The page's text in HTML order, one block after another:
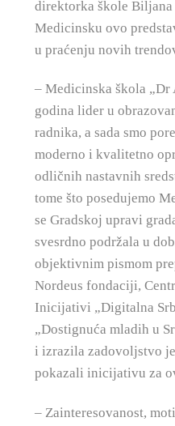
direktorka škole
Medicinsku ovo
u praćenju novih
– Medicinska škola „Dr
godina lider u
radnika, a sada smo
moderno i kvalitetno
odličnih nastavnih
tome što posedujemo
se Gradskoj upravi
svesrdno podržala u
objektivnim pismom
Nordeus fondaciji,
Inicijativi „Digitalna
„Dostignuća mladih u
i izrazila zadovoljstvo
pokazali inicijativu za
– Zainteresovanost,